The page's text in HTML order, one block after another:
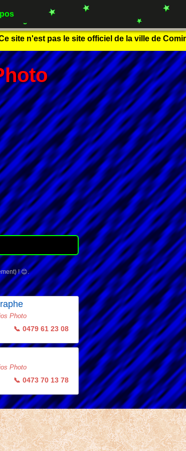
site n'est pas le site officiel de la ville de
! 😊.
Photo
📞 0479 61 23 08
Photo
📞 0473 70 13 78